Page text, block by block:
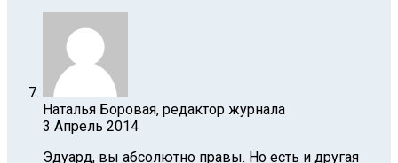
Наталья Боровая, редактор журнала
3 Апрель 2014
Эдуард, вы абсолютно правы. Но есть и другая